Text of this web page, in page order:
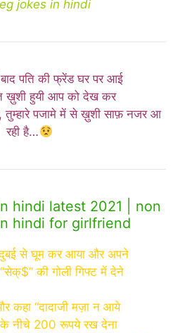
jokes in hindi
बाद पति की फ्रेंड घर पर आई
ख़ुशी हुयी आप को देख कर
तुम्हारे पजामे में से ख़ुशी साफ़ नजर आ
रही है…
hindi latest 2021 | non
hindi for girlfriend
से घूम कर आया और अपने
की गोली गिफ्ट में देने
कहा “दादाजी मज़ा न आये
के नीचे 200 रूपये रख देना